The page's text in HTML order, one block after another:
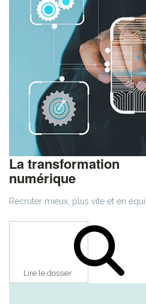
La transformation
numérique
Recruter mieux, plus vite et en
Lire le dossier